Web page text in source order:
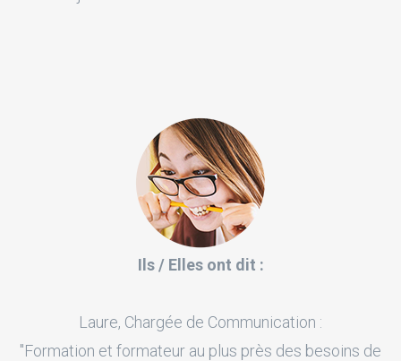
Ils / Elles ont dit :
Laure, Chargée de Communication :
"Formation et formateur au plus près des besoins de